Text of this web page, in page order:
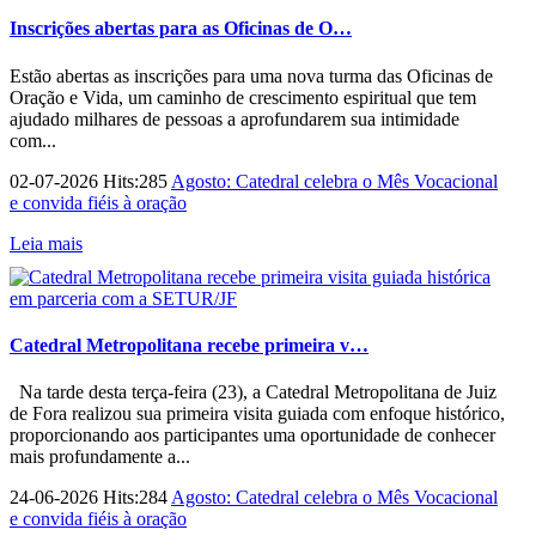
Inscrições abertas para as Oficinas de O…
Estão abertas as inscrições para uma nova turma das Oficinas de
Oração e Vida, um caminho de crescimento espiritual que tem
ajudado milhares de pessoas a aprofundarem sua intimidade
com...
02-07-2026 Hits:285 Agosto: Catedral celebra o Mês Vocacional
e convida fiéis à oração
Leia mais
Catedral Metropolitana recebe primeira v…
Na tarde desta terça-feira (23), a Catedral Metropolitana de Juiz
de Fora realizou sua primeira visita guiada com enfoque histórico,
proporcionando aos participantes uma oportunidade de conhecer
mais profundamente a...
24-06-2026 Hits:284 Agosto: Catedral celebra o Mês Vocacional
e convida fiéis à oração